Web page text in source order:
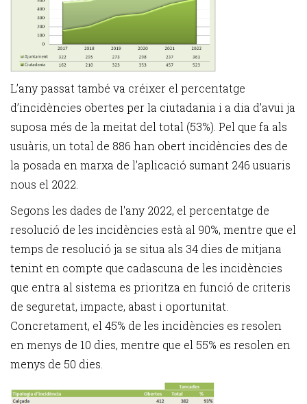
L’any passat també va créixer el percentatge
d’incidències obertes per la ciutadania i a dia d’avui ja
suposa més de la meitat del total (53%). Pel que fa als
usuàris, un total de 886 han obert incidències des de
la posada en marxa de l'aplicació sumant 246 usuaris
nous el 2022.
Segons les dades de l'any 2022, el percentatge de
resolució de les incidències està al 90%, mentre que el
temps de resolució ja se situa als 34 dies de mitjana
tenint en compte que cadascuna de les incidències
que entra al sistema es prioritza en funció de criteris
de seguretat, impacte, abast i oportunitat.
Concretament, el 45% de les incidències es resolen
en menys de 10 dies, mentre que el 55% es resolen en
menys de 50 dies.